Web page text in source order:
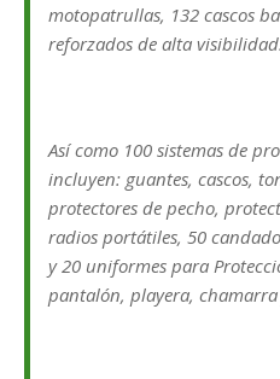
motopatrullas, 132 cascos
reforzados de alta visibilidad.
Así como 100 sistemas de
incluyen: guantes, cascos,
protectores de pecho,
radios portátiles, 50
y 20 uniformes para
pantalón, playera,